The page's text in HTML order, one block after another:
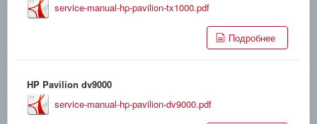
service-manual-hp-pavilion-tx1000.pdf
Подробнее
HP Pavilion dv9000
service-manual-hp-pavilion-dv9000.pdf